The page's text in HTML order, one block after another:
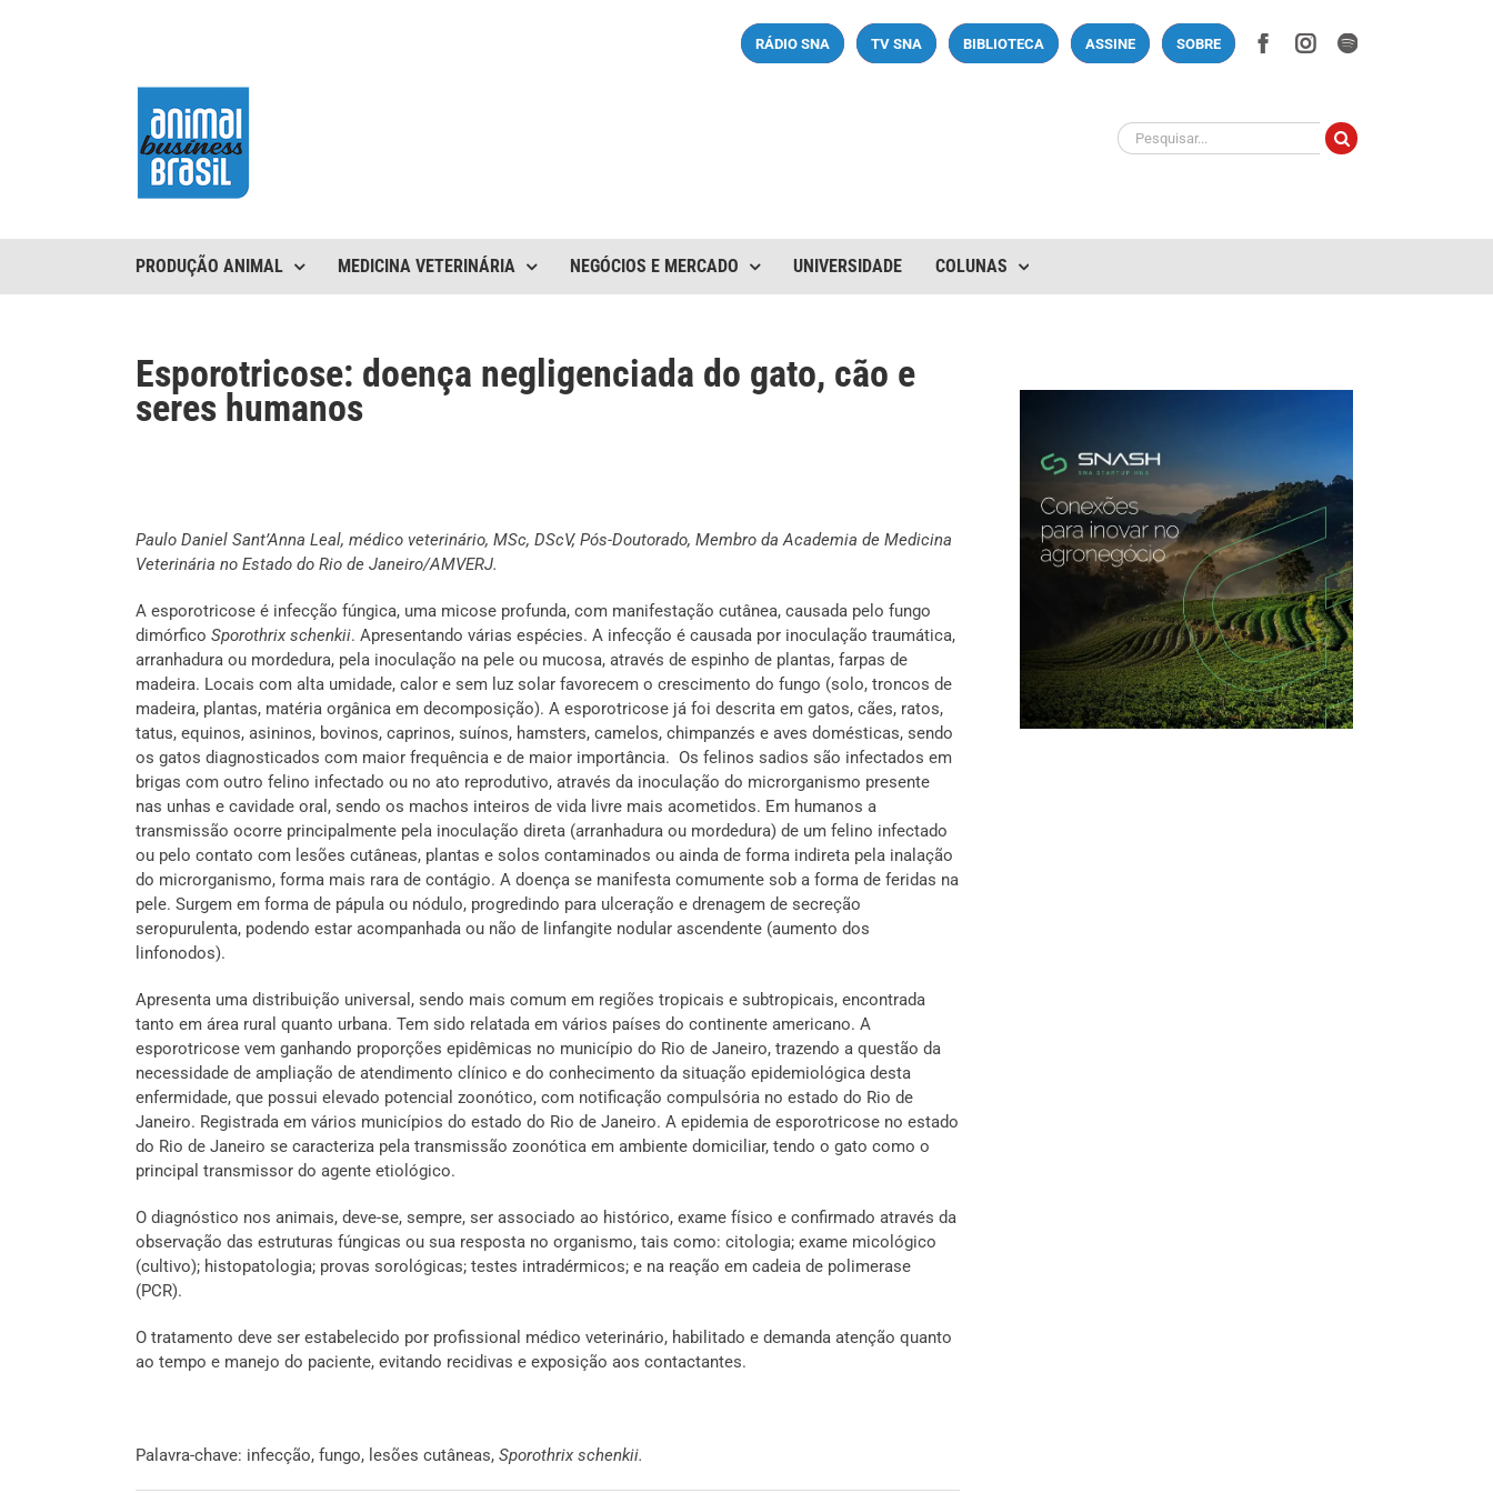
RÁDIO SNA TV SNA BIBLIOTECA ASSINE SOBRE Facebook
Instagram
Spotify
Buscar
resultados
PRODUÇÃO ANIMAL MEDICINA VETERINÁRIA NEGÓCIOS E MERCADO UNIVERSIDADE COLUNAS
Esporotricose: doença negligenciada do gato, cão e
seres humanos
Paulo Daniel Sant’Anna Leal, médico veterinário, MSc, DScV, Pós-Doutorado, Membro da Academia de Medicina
Veterinária no Estado do Rio de Janeiro/AMVERJ.
A esporotricose é infecção fúngica, uma micose profunda, com manifestação cutânea, causada pelo fungo
dimórfico Sporothrix schenkii. Apresentando várias espécies. A infecção é causada por inoculação traumática,
arranhadura ou mordedura, pela inoculação na pele ou mucosa, através de espinho de plantas, farpas de
madeira. Locais com alta umidade, calor e sem luz solar favorecem o crescimento do fungo (solo, troncos de
madeira, plantas, matéria orgânica em decomposição). A esporotricose já foi descrita em gatos, cães, ratos,
tatus, equinos, asininos, bovinos, caprinos, suínos, hamsters, camelos, chimpanzés e aves domésticas, sendo
os gatos diagnosticados com maior frequência e de maior importância. Os felinos sadios são infectados em
brigas com outro felino infectado ou no ato reprodutivo, através da inoculação do microrganismo presente
nas unhas e cavidade oral, sendo os machos inteiros de vida livre mais acometidos. Em humanos a
transmissão ocorre principalmente pela inoculação direta (arranhadura ou mordedura) de um felino infectado
ou pelo contato com lesões cutâneas, plantas e solos contaminados ou ainda de forma indireta pela inalação
do microrganismo, forma mais rara de contágio. A doença se manifesta comumente sob a forma de feridas na
pele. Surgem em forma de pápula ou nódulo, progredindo para ulceração e drenagem de secreção
seropurulenta, podendo estar acompanhada ou não de linfangite nodular ascendente (aumento dos
linfonodos).
Apresenta uma distribuição universal, sendo mais comum em regiões tropicais e subtropicais, encontrada
tanto em área rural quanto urbana. Tem sido relatada em vários países do continente americano. A
esporotricose vem ganhando proporções epidêmicas no município do Rio de Janeiro, trazendo a questão da
necessidade de ampliação de atendimento clínico e do conhecimento da situação epidemiológica desta
enfermidade, que possui elevado potencial zoonótico, com notificação compulsória no estado do Rio de
Janeiro. Registrada em vários municípios do estado do Rio de Janeiro. A epidemia de esporotricose no estado
do Rio de Janeiro se caracteriza pela transmissão zoonótica em ambiente domiciliar, tendo o gato como o
principal transmissor do agente etiológico.
O diagnóstico nos animais, deve-se, sempre, ser associado ao histórico, exame físico e confirmado através da
observação das estruturas fúngicas ou sua resposta no organismo, tais como: citologia; exame micológico
(cultivo); histopatologia; provas sorológicas; testes intradérmicos; e na reação em cadeia de polimerase
(PCR).
O tratamento deve ser estabelecido por profissional médico veterinário, habilitado e demanda atenção quanto
ao tempo e manejo do paciente, evitando recidivas e exposição aos contactantes.
Palavra-chave: infecção, fungo, lesões cutâneas, Sporothrix schenkii.